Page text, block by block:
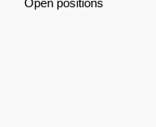
Open positions